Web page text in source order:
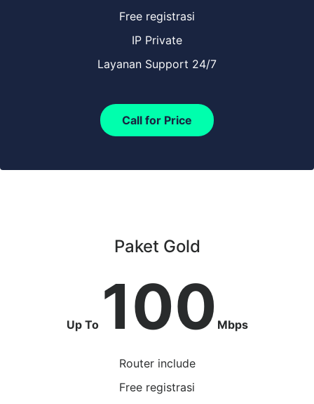
Free registrasi
IP Private
Layanan Support 24/7
Call for Price
Paket Gold
Up To 100 Mbps
Router include
Free registrasi